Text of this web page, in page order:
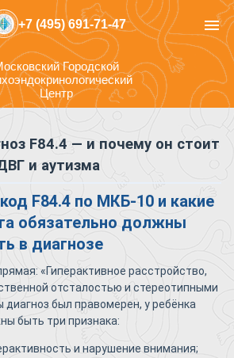
+7 (495) 691-71-47 menu
Городской
Центр
F84.4 — и почему он стоит
и аутизма
F84.4 по МКБ-10 и какие
обязательно должны
в диагнозе
«Гиперактивное расстройство,
отсталостью и стереотипными
был правомерен, у ребёнка
быть три признака:
и нарушение внимания;